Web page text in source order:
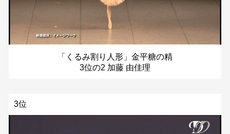
「くるみ割り人形」金平糖の精
3位の2 加藤 由佳理
3位